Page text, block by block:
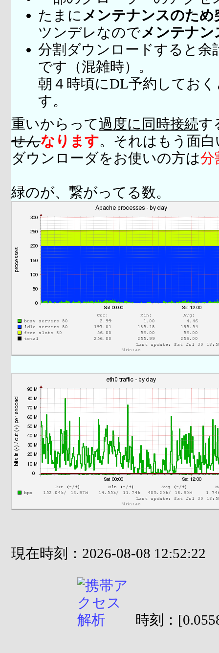
たまに メンテナンスのため
ツンデレなのでメンテナ
分割ダウンロードすると余
です（混雑時）。
朝４時頃にDL予約してお
す。
重いからって過度に同時接続す
せんなります。それはもう面
ダウンローダをお使いの方は分
緑のが、繋がってる数。
現在時刻：2026-08-08 12:52:22
時刻：